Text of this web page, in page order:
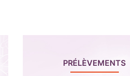
PRÉLÈVEMENTS